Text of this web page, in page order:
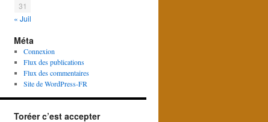
31
« Juil
Méta
Connexion
Flux des publications
Flux des commentaires
Site de WordPress-FR
Toréer c’est accepter